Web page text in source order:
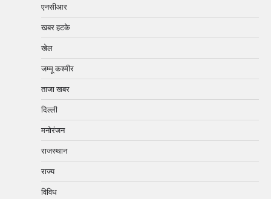
एनसीआर
खबर हटके
खेल
जम्मू कश्मीर
ताजा खबर
दिल्ली
मनोरंजन
राजस्थान
राज्य
विविध